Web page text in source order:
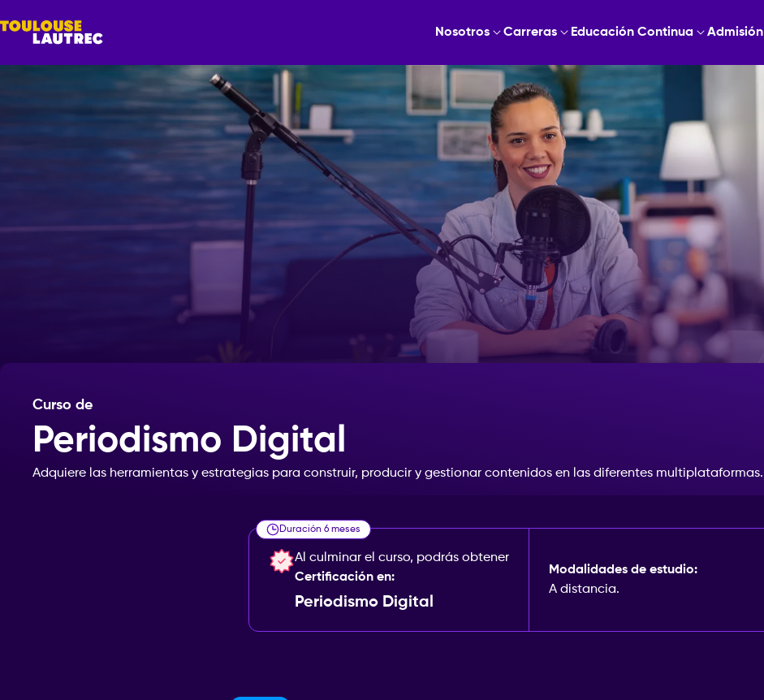
Nosotros Carreras Educación Continua Admisión
Curso de
Periodismo Digital
Adquiere las herramientas y estrategias para construir, producir y gestionar contenidos en las diferentes multiplataformas.
Duración 6 meses
Al culminar el curso, podrás obtener
Certificación en:
Periodismo Digital
Modalidades de estudio:
A distancia.